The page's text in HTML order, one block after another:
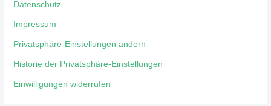
Datenschutz
Impressum
Privatsphäre-Einstellungen ändern
Historie der Privatsphäre-Einstellungen
Einwilligungen widerrufen